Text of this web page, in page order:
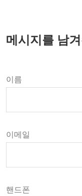
메시지를 남
이름
이메일
핸드폰